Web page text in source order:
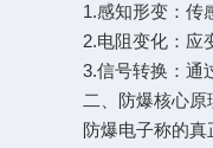
1.感知形变：传感
2.电阻变化：应变
3.信号转换：通过
二、防爆核心原
防爆电子称的真正